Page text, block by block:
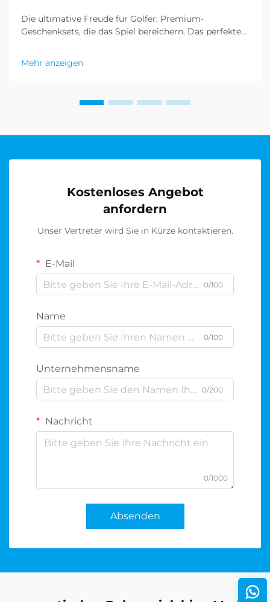
Die ultimative Freude für Golfer: Premium-
Geschenksets, die das Spiel bereichern. Das perfekte
herausfordernd sein, doch Golf-Geschenksets haben
sich als hervorragende Lösung etabliert, die
Mehr anzeigen
Kostenloses Angebot
anfordern
Unser Vertreter wird Sie in Kürze kontaktieren.
E-Mail
0/100
Name
0/100
Unternehmensname
0/200
Nachricht
0/1000
Absenden